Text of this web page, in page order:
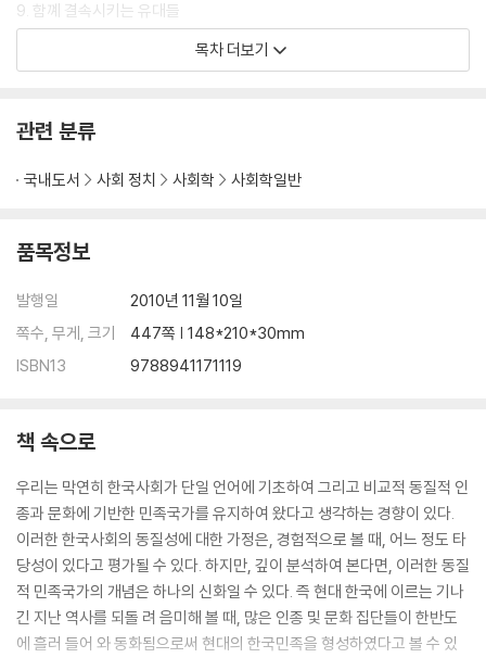
9. 함꼐 결속시키는 유대들
10. 결론
목차 더보기
관련 분류
국내도서 사회 정치 사회학 사회학일반
품목정보
발행일
2010년 11월 10일
쪽수, 무게, 크기
447쪽 | 148*210*30mm
ISBN13
9788941171119
책 속으로
우리는 막연히 한국사회가 단일 언어에 기초하여 그리고 비교적 동질적 인
종과 문화에 기반한 민족국가를 유지하여 왔다고 생각하는 경향이 있다.
이러한 한국사회의 동질성에 대한 가정은, 경험적으로 볼 때, 어느 정도 타
당성이 있다고 평가될 수 있다. 하지만, 깊이 분석하여 본다면, 이러한 동질
적 민족국가의 개념은 하나의 신화일 수 있다. 즉 현대 한국에 이르는 기나
긴 지난 역사를 되돌 려 음미해 볼 때, 많은 인종 및 문화 집단들이 한반도
에 흘러 들어 와 동화됨으로써 현대의 한국민족을 형성하였다고 볼 수 있